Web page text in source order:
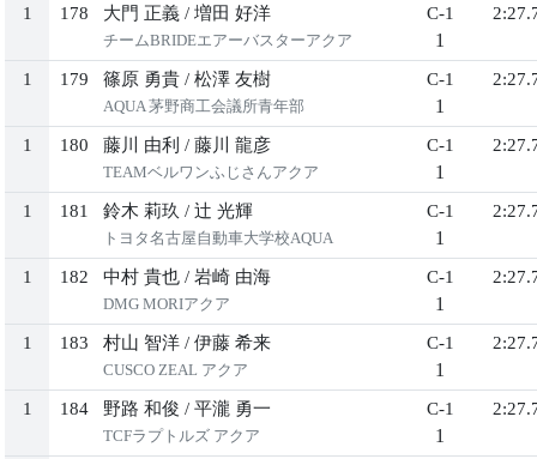
1 178 大門 正義 / 増田 好洋
チームBRIDEエアーバスターアクア
C-1
1
1 179 篠原 勇貴 / 松澤 友樹
AQUA 茅野商工会議所青年部
C-1
1
1 180 藤川 由利 / 藤川 龍彦
TEAMベルワンふじさんアクア
C-1
1
1 181 鈴木 莉玖 / 辻 光輝
トヨタ名古屋自動車大学校AQUA
C-1
1
1 182 中村 貴也 / 岩崎 由海
DMG MORIアクア
C-1
1
1 183 村山 智洋 / 伊藤 希来
CUSCO ZEAL アクア
C-1
1
1 184 野路 和俊 / 平瀧 勇一
TCFラプトルズ アクア
C-1
1